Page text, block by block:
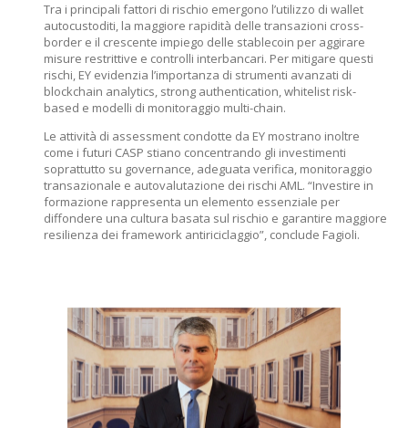
Tra i principali fattori di rischio emergono l’utilizzo di wallet
autocustoditi, la maggiore rapidità delle transazioni cross-
border e il crescente impiego delle stablecoin per aggirare
misure restrittive e controlli interbancari. Per mitigare questi
rischi, EY evidenzia l’importanza di strumenti avanzati di
blockchain analytics, strong authentication, whitelist risk-
based e modelli di monitoraggio multi-chain.
Le attività di assessment condotte da EY mostrano inoltre
come i futuri CASP stiano concentrando gli investimenti
soprattutto su governance, adeguata verifica, monitoraggio
transazionale e autovalutazione dei rischi AML. “Investire in
formazione rappresenta un elemento essenziale per
diffondere una cultura basata sul rischio e garantire maggiore
resilienza dei framework antiriciclaggio”, conclude Fagioli.